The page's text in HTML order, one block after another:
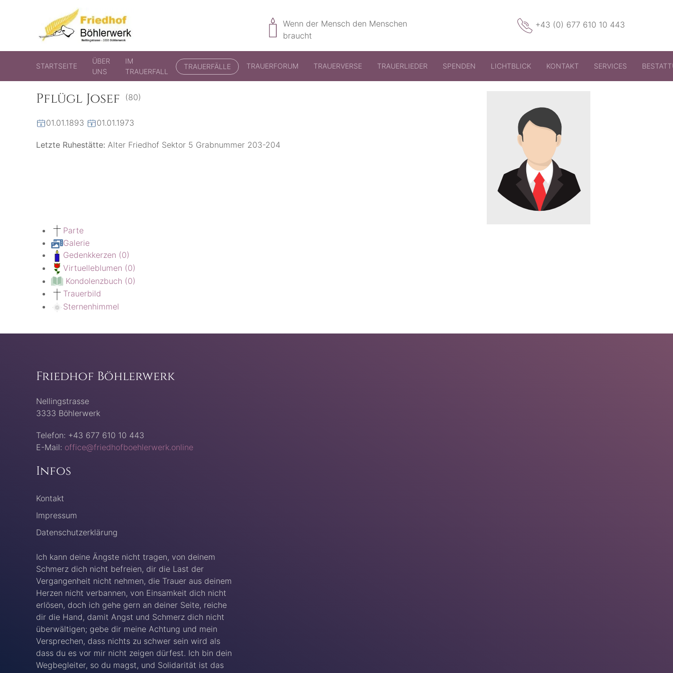
Friedhof Böhlerwerk
der virtuelle Friedhof von Böhlerwerk
Wenn der Mensch den Menschen
braucht
+43 (0) 677 610 10 443
STARTSEITE
ÜBER
UNS
IM
TRAUERFALL
TRAUERFÄLLE TRAUERFORUM TRAUERVERSE TRAUERLIEDER SPENDEN LICHTBLICK KONTAKT SERVICES
Pflügl Josef (80)
01.01.1893 01.01.1973
Letzte Ruhestätte: Alter Friedhof Sektor 5 Grabnummer 203-204
Parte
Galerie
Gedenkkerzen (0)
Virtuelleblumen (0)
Kondolenzbuch (0)
Trauerbild
Sternenhimmel
Friedhof Böhlerwerk
Nellingstrasse
3333 Böhlerwerk
Telefon: +43 677 610 10 443
E-Mail: office@friedhofboehlerwerk.online
Infos
Kontakt
Impressum
Datenschutzerklärung
Ich kann deine Ängste nicht tragen, von deinem
Schmerz dich nicht befreien, dir die Last der
Vergangenheit nicht nehmen, die Trauer aus deinem
Herzen nicht verbannen, von Einsamkeit dich nicht
erlösen, doch ich gehe gern an deiner Seite, reiche
dir die Hand, damit Angst und Schmerz dich nicht
überwältigen; gebe dir meine Achtung und mein
Versprechen, dass nichts zu schwer sein wird als
dass du es vor mir nicht zeigen dürfest. Ich bin dein
Wegbegleiter, so du magst, und Solidarität ist das